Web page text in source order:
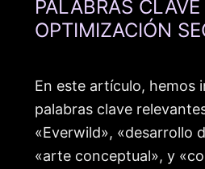
PALABRAS CLAVE
OPTIMIZACIÓN
En este artículo, hemos
palabras clave
«Everwild», «desarrollo
«arte conceptual», y